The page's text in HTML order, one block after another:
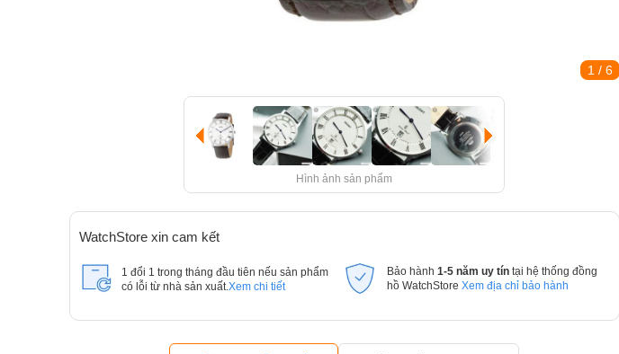
1 / 6
Hình ảnh sản phẩm
WatchStore xin cam kết
1 đổi 1 trong tháng đầu tiên nếu sản phẩm
có lỗi từ nhà sản xuất. Xem chi tiết
Bảo hành 1-5 năm uy tín tại hệ thống đồng
hồ WatchStore Xem địa chỉ bảo hành